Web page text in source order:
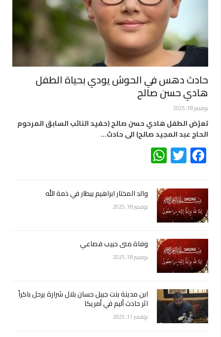
حادث دهس في الحوش يودي بحياة الطفل
هادي حسن صالح
نوفمبر 18, 2025
تعرّض الطفل هادي حسن صالح (حفيد النائب السابق المرحوم
الحاج عبد المجيد صالح) الى حادث…
Facebook
Twitter
والد المختار ابراهيم بيطار في ذمة الله
نوفمبر 18, 2025
وفاة منى حبيب فصاعي
نوفمبر 18, 2025
ابن مدينة بنت جبيل حسان بلال شرارة يرحل باكراً
اثر حادث أليم في أمريكا
نوفمبر 17, 2025